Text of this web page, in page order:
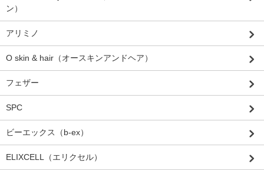
ン）
アリミノ
O skin & hair（オースキンアンドヘア）
フェザー
SPC
ビーエックス（b-ex）
ELIXCELL（エリクセル）